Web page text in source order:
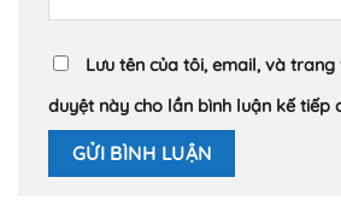
Lưu tên của tôi, email, và
duyệt này cho lần bình luận kế tiếp